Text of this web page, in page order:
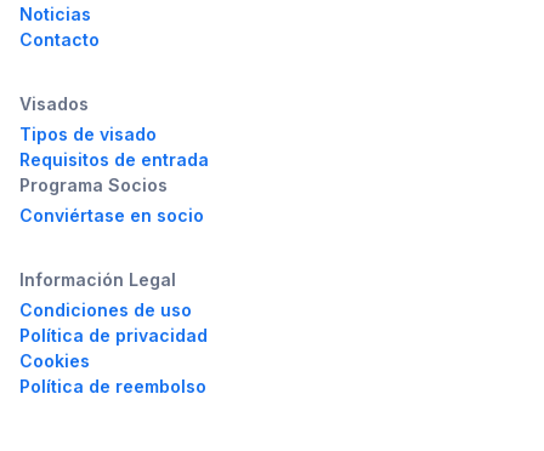
Noticias
Contacto
Visados
Tipos de visado
Requisitos de entrada
Programa Socios
Conviértase en socio
Información Legal
Condiciones de uso
Política de privacidad
Cookies
Política de reembolso